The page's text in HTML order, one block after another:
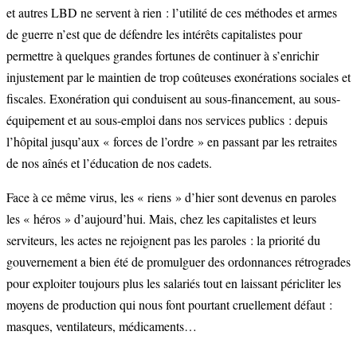
et autres LBD ne servent à rien : l’utilité de ces méthodes et armes
de guerre n’est que de défendre les intérêts capitalistes pour
permettre à quelques grandes fortunes de continuer à s’enrichir
injustement par le maintien de trop coûteuses exonérations sociales et
fiscales. Exonération qui conduisent au sous-financement, au sous-
équipement et au sous-emploi dans nos services publics : depuis
l’hôpital jusqu’aux « forces de l’ordre » en passant par les retraites
de nos aînés et l’éducation de nos cadets.
Face à ce même virus, les « riens » d’hier sont devenus en paroles
les « héros » d’aujourd’hui. Mais, chez les capitalistes et leurs
serviteurs, les actes ne rejoignent pas les paroles : la priorité du
gouvernement a bien été de promulguer des ordonnances rétrogrades
pour exploiter toujours plus les salariés tout en laissant péricliter les
moyens de production qui nous font pourtant cruellement défaut :
masques, ventilateurs, médicaments…